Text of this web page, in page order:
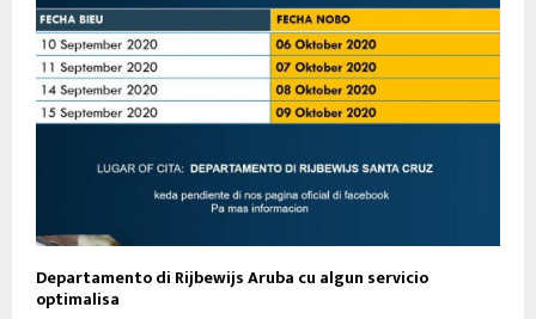
Departamento di Rijbewijs Aruba cu algun servicio
optimalisa